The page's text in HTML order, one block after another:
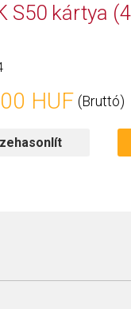
S50 kártya
HUF (Bruttó)